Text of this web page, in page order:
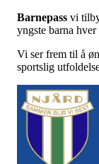
Barnepass vi
yngste barna
Vi ser frem til å
sportslig